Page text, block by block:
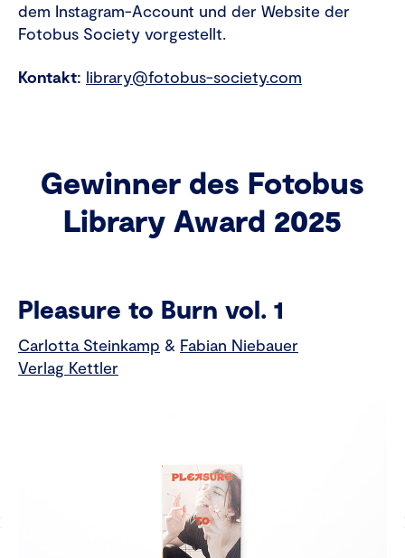
dem Instagram-Account und der Website der
Fotobus Society vorgestellt.
Kontakt: library@fotobus-society.com
Gewinner des Fotobus
Library Award 2025
Pleasure to Burn vol. 1
Carlotta Steinkamp & Fabian Niebauer
Verlag Kettler